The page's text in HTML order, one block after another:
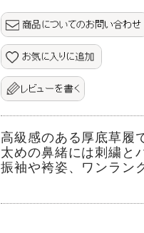
高級感のある厚底草履
太めの鼻緒には刺繍と
振袖や袴姿、ワンラン